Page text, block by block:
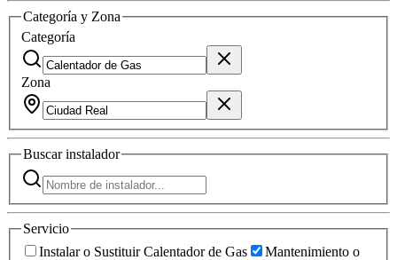
Categoría y Zona
Categoría
Zona
Buscarinstalador
Servicio
Instalar o Sustituir Calentador de Gas
Mantenimiento o